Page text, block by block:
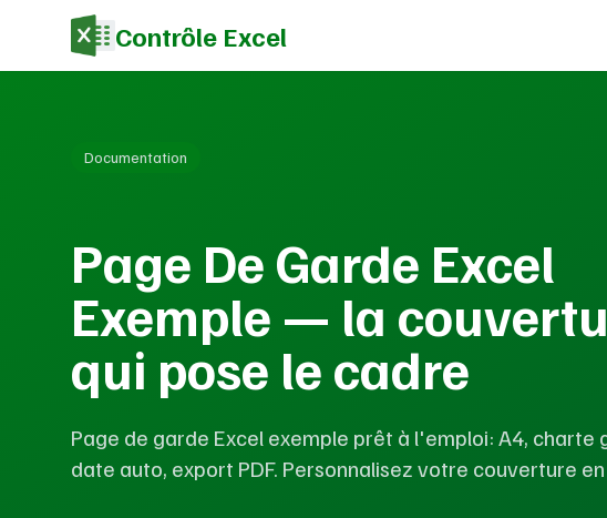
Contrôle Excel
Documentation
Page De Garde Excel
Exemple — la
qui pose le cadre
Page de garde Excel exemple prêt à l'emploi: A4, charte
date auto, export PDF. Personnalisez votre couverture